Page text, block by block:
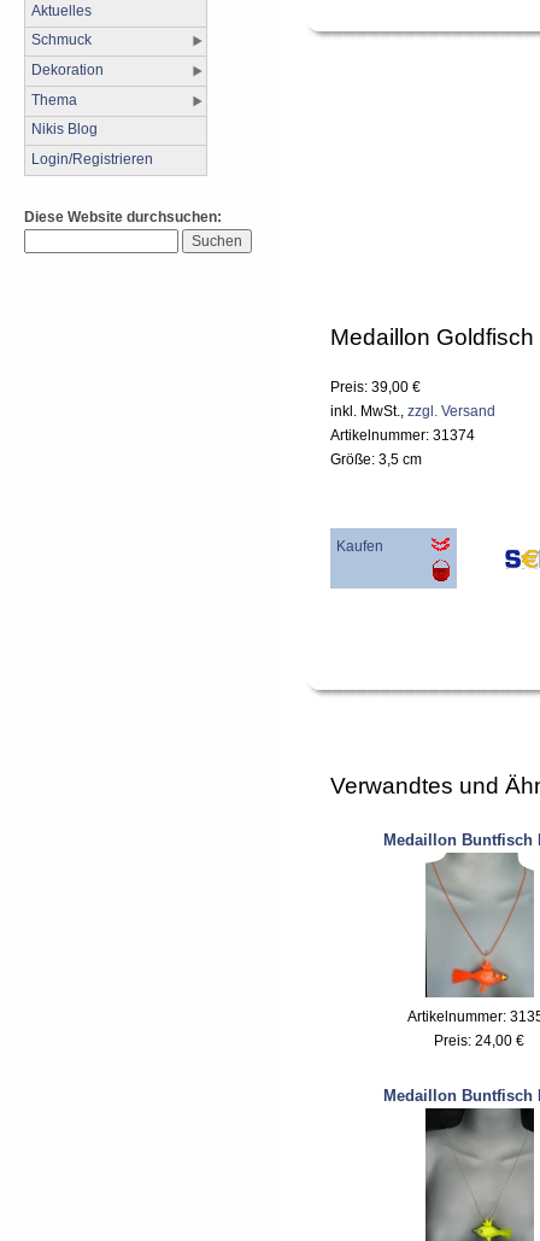
Aktuelles
Schmuck
Dekoration
Thema
Nikis Blog
Login/Registrieren
Diese Website durchsuchen:
Medaillon Goldfisch
Preis: 39,00 €
inkl. MwSt., zzgl. Versand
Artikelnummer: 31374
Größe: 3,5 cm
Kaufen
Verwandtes und
Medaillon Buntfisch
Artikelnummer:
Preis: 24,00 €
Medaillon Buntfisch